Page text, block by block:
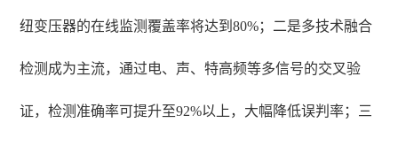
纽变压器的在线监测覆盖率将达到80%；二是多技术融合
检测成为主流，通过电、声、特高频等多信号的交叉验
证，检测准确率可提升至92%以上，大幅降低误判率；三